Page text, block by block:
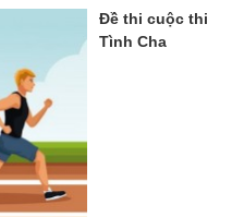
Đề thi cuộc thi
Tình Cha